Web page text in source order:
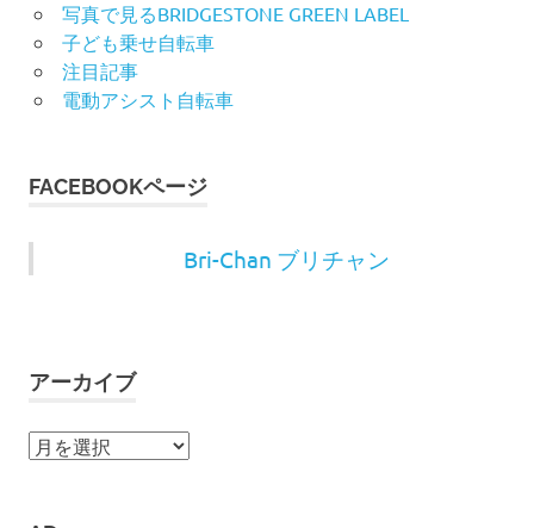
写真で見るBRIDGESTONE GREEN LABEL
子ども乗せ自転車
注目記事
電動アシスト自転車
FACEBOOKページ
Bri-Chan ブリチャン
アーカイブ
ア